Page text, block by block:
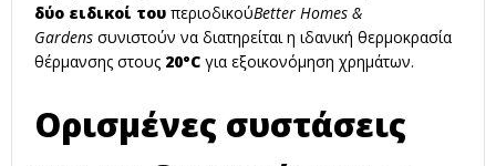
δύο ειδικοί του περιοδικούBetter Homes &
Gardens συνιστούν να διατηρείται η ιδανική θερμοκρασία
θέρμανσης στους 20°C για εξοικονόμηση χρημάτων.
Ορισμένες συστάσεις